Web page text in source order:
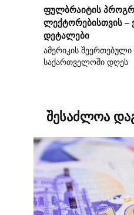
ფულბრაიტის
ლექტორებისთვის –
დეტალები
ამერიკის
საქართველოში დღეს
შესაძლოა